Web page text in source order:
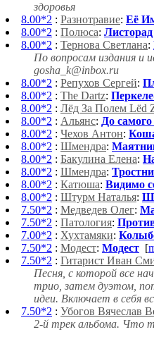
здоровья
8.00*2 : Разнотравие: Её
8.00*2 : Полюса: Листорад
8.00*2 : Тернова Светлана:
По вопросам издания и
gosha_k@inbox.ru
8.00*2 : Репухов Сергей:
8.00*2 : The Dartz:
8.00*2 : Лёд За Полем Lёd
8.00*2 : Альянс: До самого
8.00*2 : Чехов Антон:
8.00*2 : Шмендра:
8.00*2 : Бакулина Елена:
8.00*2 : Шмендра:
8.00*2 : Катюша: Видимо
8.00*2 : Штурм Наталья:
7.50*2 : Медведев Олег:
7.50*2 : Патология:
7.00*2 : Хухтамяки:
7.50*2 : Модест: Модест [
7.50*2 : Гитарист Иван
Песня, с которой все
трио, затем дуэтом,
идеи. Включает в себя
7.50*2 : Убогов Вячеслав
2-й трек альбома. Что